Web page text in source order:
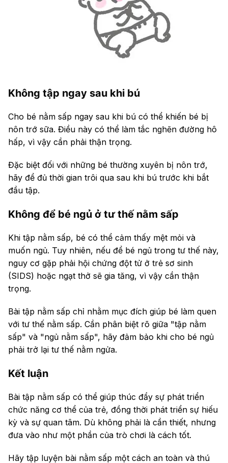
Không tập ngay sau khi bú
Cho bé nằm sấp ngay sau khi bú có thể khiến bé bị
nôn trớ sữa. Điều này có thể làm tắc nghẽn đường hô
hấp, vì vậy cần phải thận trọng.
Đặc biệt đối với những bé thường xuyên bị nôn trớ,
hãy để đủ thời gian trôi qua sau khi bú trước khi bắt
đầu tập.
Không để bé ngủ ở tư thế nằm sấp
Khi tập nằm sấp, bé có thể cảm thấy mệt mỏi và
muốn ngủ. Tuy nhiên, nếu để bé ngủ trong tư thế này,
nguy cơ gặp phải hội chứng đột tử ở trẻ sơ sinh
(SIDS) hoặc ngạt thở sẽ gia tăng, vì vậy cần thận
trọng.
Bài tập nằm sấp chỉ nhằm mục đích giúp bé làm quen
với tư thế nằm sấp. Cần phân biệt rõ giữa "tập nằm
sấp" và "ngủ nằm sấp", hãy đảm bảo khi cho bé ngủ
phải trở lại tư thế nằm ngửa.
Kết luận
Bài tập nằm sấp có thể giúp thúc đẩy sự phát triển
chức năng cơ thể của trẻ, đồng thời phát triển sự hiếu
kỳ và sự quan tâm. Dù không phải là cần thiết, nhưng
đưa vào như một phần của trò chơi là cách tốt.
Hãy tập luyện bài nằm sấp một cách an toàn và thú